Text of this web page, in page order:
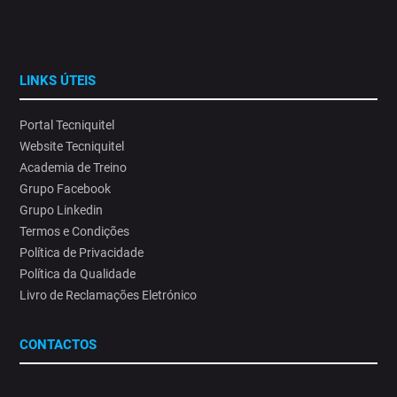
LINKS ÚTEIS
Portal Tecniquitel
Website Tecniquitel
Academia de Treino
Grupo Facebook
Grupo Linkedin
Termos e Condições
Política de Privacidade
Política da Qualidade
Livro de Reclamações Eletrónico
CONTACTOS